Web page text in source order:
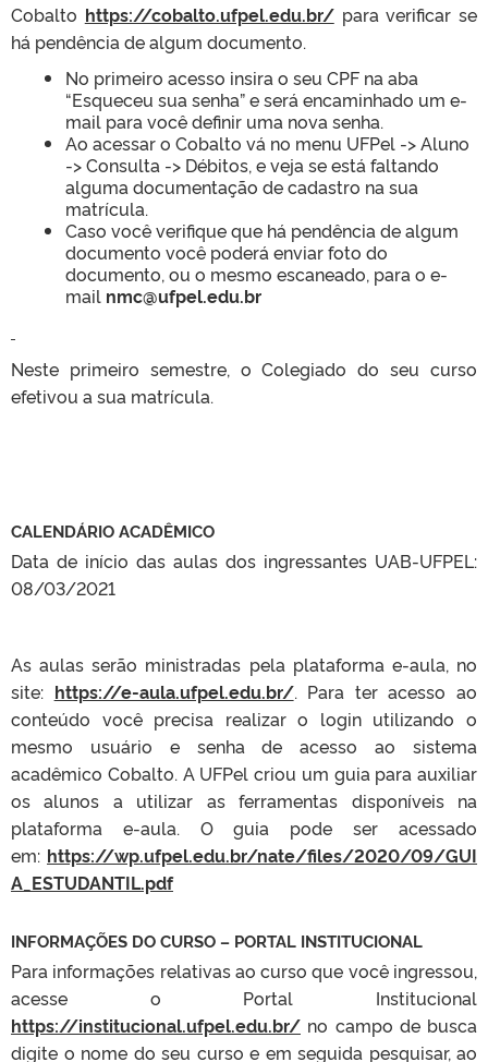
Cobalto https://cobalto.ufpel.edu.br/para verificar se
há pendência de algum documento.
No primeiro acesso insira o seu CPF na aba
“Esqueceu sua senha” e será encaminhado um e-
mail para você definir uma nova senha.
Ao acessar o Cobalto vá no menu UFPel -> Aluno
-> Consulta -> Débitos, e veja se está faltando
alguma documentação de cadastro na sua
matrícula.
Caso você verifique que há pendência de algum
documento você poderá enviar foto do
documento, ou o mesmo escaneado, para o e-
mail nmc@ufpel.edu.br
Neste primeiro semestre, o Colegiado do seu curso
efetivou a sua matrícula.
CALENDÁRIO ACADÊMICO
Data de início das aulas dos ingressantes UAB-UFPEL:
08/03/2021
As aulas serão ministradas pela plataforma e-aula, no
site: https://e-aula.ufpel.edu.br/. Para ter acesso ao
conteúdo você precisa realizar o login utilizando o
mesmo usuário e senha de acesso ao sistema
acadêmico Cobalto. A UFPel criou um guia para auxiliar
os alunos a utilizar as ferramentas disponíveis na
plataforma e-aula. O guia pode ser acessado
em: https://wp.ufpel.edu.br/nate/files/2020/09/GUI
A_ESTUDANTIL.pdf
INFORMAÇÕES DO CURSO – PORTAL INSTITUCIONAL
Para informações relativas ao curso que você ingressou,
acesse o Portal Institucional
https://institucional.ufpel.edu.br/ no campo de busca
digite o nome do seu curso e em seguida pesquisar, ao